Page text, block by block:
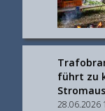
führt zu
28.06.2026